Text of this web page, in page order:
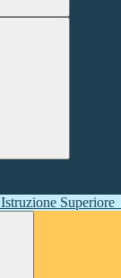
Superiore